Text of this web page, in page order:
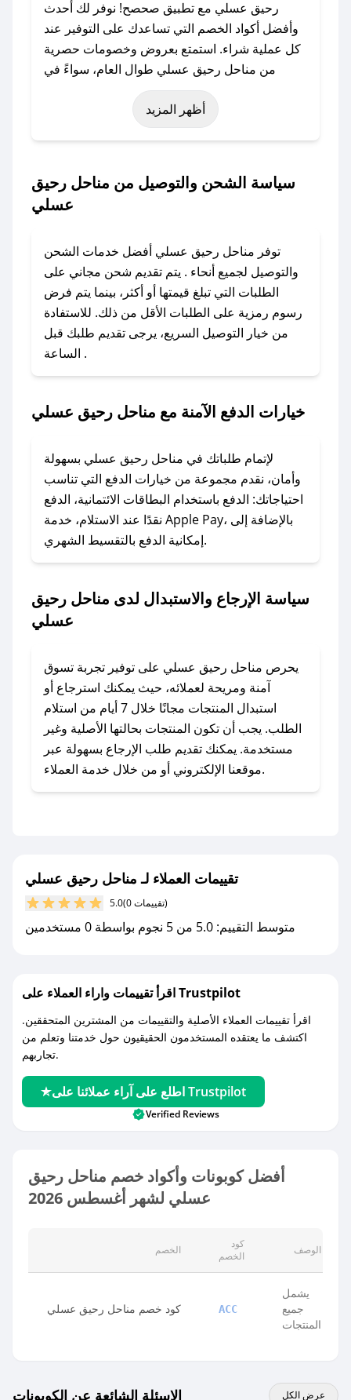
رحيق عسلي مع تطبيق صحصح! نوفر لك أحدث
وأفضل أكواد الخصم التي تساعدك على التوفير عند
كل عملية شراء. استمتع بعروض وخصومات حصرية
من مناحل رحيق عسلي طوال العام، سواءً في
المناسبات مثل عيد الفطر، عيد الأضحى، الجمعة
البيضاء (شهر نوفمبر)، رمضان، اليوم الوطني، يوم
التأسيس، أو حتى عروض خاصة أخرى.
عسلي؟
باستخدام تطبيق صحصح، يمكنك العثور بسهولة على
الكوبون، تواصل معنا عبر تويتر أو البريد الإلكتروني
لإضافته بسرعة.
### كيفية استخدام كود خصم مناحل رحيق عسلي؟
1. انسخ كود الخصم من تطبيق صحصح.
2. الصقه في خانة الدفع عند التسوق من مناحل
رحيق عسلي.
### ماذا أفعل إذا لم يعمل كود الخصم؟
الرسائل الخاصة على تويتر أو البريد الإلكتروني،
وسنقوم بحل المشكلة في أسرع وقت ممكن.
### ماذا أفعل إذا لم أجد كود خصم لمتجري
المفضل؟
في حال عدم توفر كوبونات لمتجرك المفضل، يمكنك
أسرع وقت ممكن.
مناحل رحيق عسلي؟
للحصول على كوبونات وخصومات حصرية، قم بما
يلي:
عسلي في تطبيق صحصح.
- تابع حسابنا الرسمي على تويتر وقم بتفعيل زر
أظهر المزيد
سياسة الشحن والتوصيل من مناحل رحيق
عسلي
توفر مناحل رحيق عسلي أفضل خدمات الشحن
والتوصيل لجميع أنحاء . يتم تقديم شحن مجاني على
الطلبات التي تبلغ قيمتها أو أكثر، بينما يتم فرض
رسوم رمزية على الطلبات الأقل من ذلك. للاستفادة
من خيار التوصيل السريع، يرجى تقديم طلبك قبل
الساعة .
خيارات الدفع الآمنة مع مناحل رحيق عسلي
لإتمام طلباتك في مناحل رحيق عسلي بسهولة
وأمان، نقدم مجموعة من خيارات الدفع التي تناسب
احتياجاتك: الدفع باستخدام البطاقات الائتمانية، الدفع
نقدًا عند الاستلام، خدمة Apple Pay، بالإضافة إلى
إمكانية الدفع بالتقسيط الشهري.
سياسة الإرجاع والاستبدال لدى مناحل رحيق
عسلي
يحرص مناحل رحيق عسلي على توفير تجربة تسوق
آمنة ومريحة لعملائه، حيث يمكنك استرجاع أو
استبدال المنتجات مجانًا خلال 7 أيام من استلام
الطلب. يجب أن تكون المنتجات بحالتها الأصلية وغير
مستخدمة. يمكنك تقديم طلب الإرجاع بسهولة عبر
موقعنا الإلكتروني أو من خلال خدمة العملاء.
تقييمات العملاء لـ مناحل رحيق عسلي
5.0 (0 تقييمات)
متوسط التقييم: 5.0 من 5 نجوم بواسطة 0 مستخدمين
اقرأ تقييمات واراء العملاء على Trustpilot
اقرأ تقييمات العملاء الأصلية والتقييمات من المشترين المتحققين.
اكتشف ما يعتقده المستخدمون الحقيقيون حول خدمتنا وتعلم من
تجاربهم.
اطلع على آراء عملائنا على Trustpilot
Verified Reviews
أفضل كوبونات وأكواد خصم مناحل رحيق
عسلي لشهر أغسطس 2026
الخصم
كود
الخصم
الوصف
كود خصم مناحل رحيق عسلي ACC
يشمل
جميع
المنتجات
الاسئلة الشائعة عن الكوبونات عرض الكل